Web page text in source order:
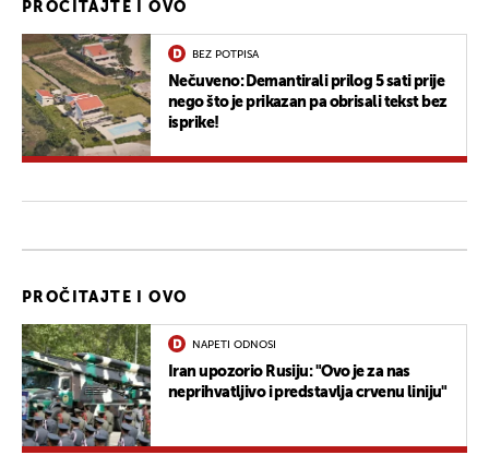
PROČITAJTE I OVO
BEZ POTPISA
Nečuveno: Demantirali prilog 5 sati prije
nego što je prikazan pa obrisali tekst bez
isprike!
PROČITAJTE I OVO
NAPETI ODNOSI
Iran upozorio Rusiju: "Ovo je za nas
neprihvatljivo i predstavlja crvenu liniju"